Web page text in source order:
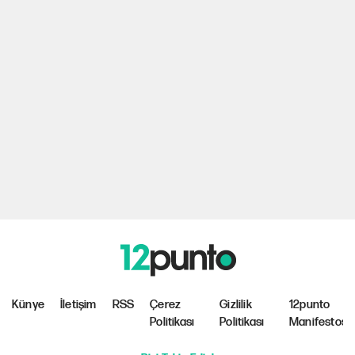
Künye İletişim RSS
Çerez
Politikası
Gizlilik
Politikası
12punto
Manifestosu